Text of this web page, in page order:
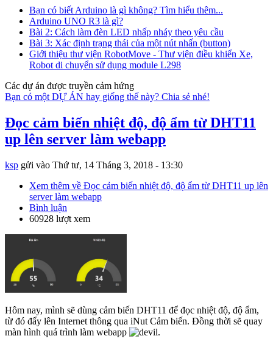
Bạn có biết Arduino là gì không? Tìm hiểu thêm...
Arduino UNO R3 là gì?
Bài 2: Cách làm đèn LED nhấp nháy theo yêu cầu
Bài 3: Xác định trạng thái của một nút nhấn (button)
Giới thiệu thư viện RobotMove - Thư viện điều khiển Xe,
Robot di chuyển sử dụng module L298
Các dự án được truyền cảm hứng
Bạn có một DỰ ÁN hay giống thế này? Chia sẻ nhé!
Đọc cảm biến nhiệt độ, độ ẩm từ DHT11
up lên server làm webapp
ksp gửi vào Thứ tư, 14 Tháng 3, 2018 - 13:30
Xem thêm về Đọc cảm biến nhiệt độ, độ ẩm từ DHT11 up lên
server làm webapp
Bình luận
60928 lượt xem
Hôm nay, mình sẽ dùng cảm biến DHT11 để đọc nhiệt độ, độ ẩm,
từ đó đẩy lên Internet thông qua iNut Cảm biến. Đồng thời sẽ quay
màn hình quá trình làm webapp
.